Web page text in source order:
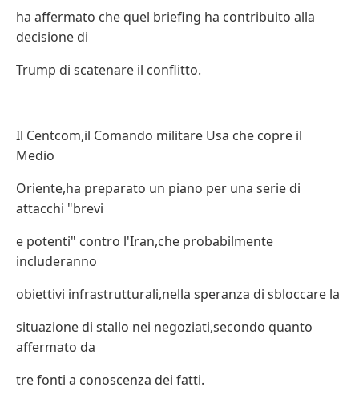
ha affermato che quel briefing ha contribuito alla
decisione di
Trump di scatenare il conflitto.
Il Centcom,il Comando militare Usa che copre il
Medio
Oriente,ha preparato un piano per una serie di
attacchi "brevi
e potenti" contro l'Iran,che probabilmente
includeranno
obiettivi infrastrutturali,nella speranza di sbloccare la
situazione di stallo nei negoziati,secondo quanto
affermato da
tre fonti a conoscenza dei fatti.